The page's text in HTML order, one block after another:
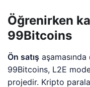
Öğrenirken
99Bitcoins
Ön satış
99Bitcoins, L2E
projedir. Kripto